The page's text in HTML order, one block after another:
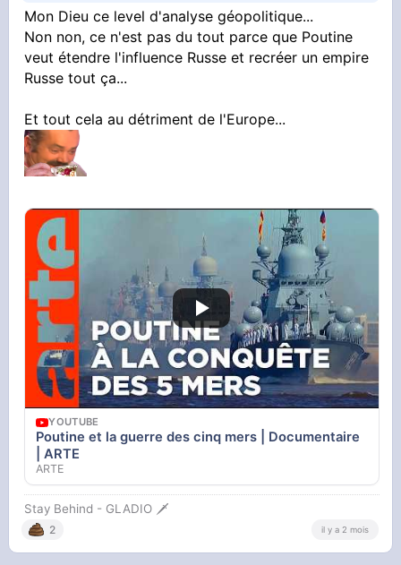
Mon Dieu ce level d'analyse géopolitique...
Non non, ce n'est pas du tout parce que Poutine
veut étendre l'influence Russe et recréer un empire
Russe tout ça...
Et tout cela au détriment de l'Europe...
YOUTUBE
Poutine et la guerre des cinq mers | Documentaire
| ARTE
ARTE
Stay Behind - GLADIO 🗡️
2 il y a 2 mois